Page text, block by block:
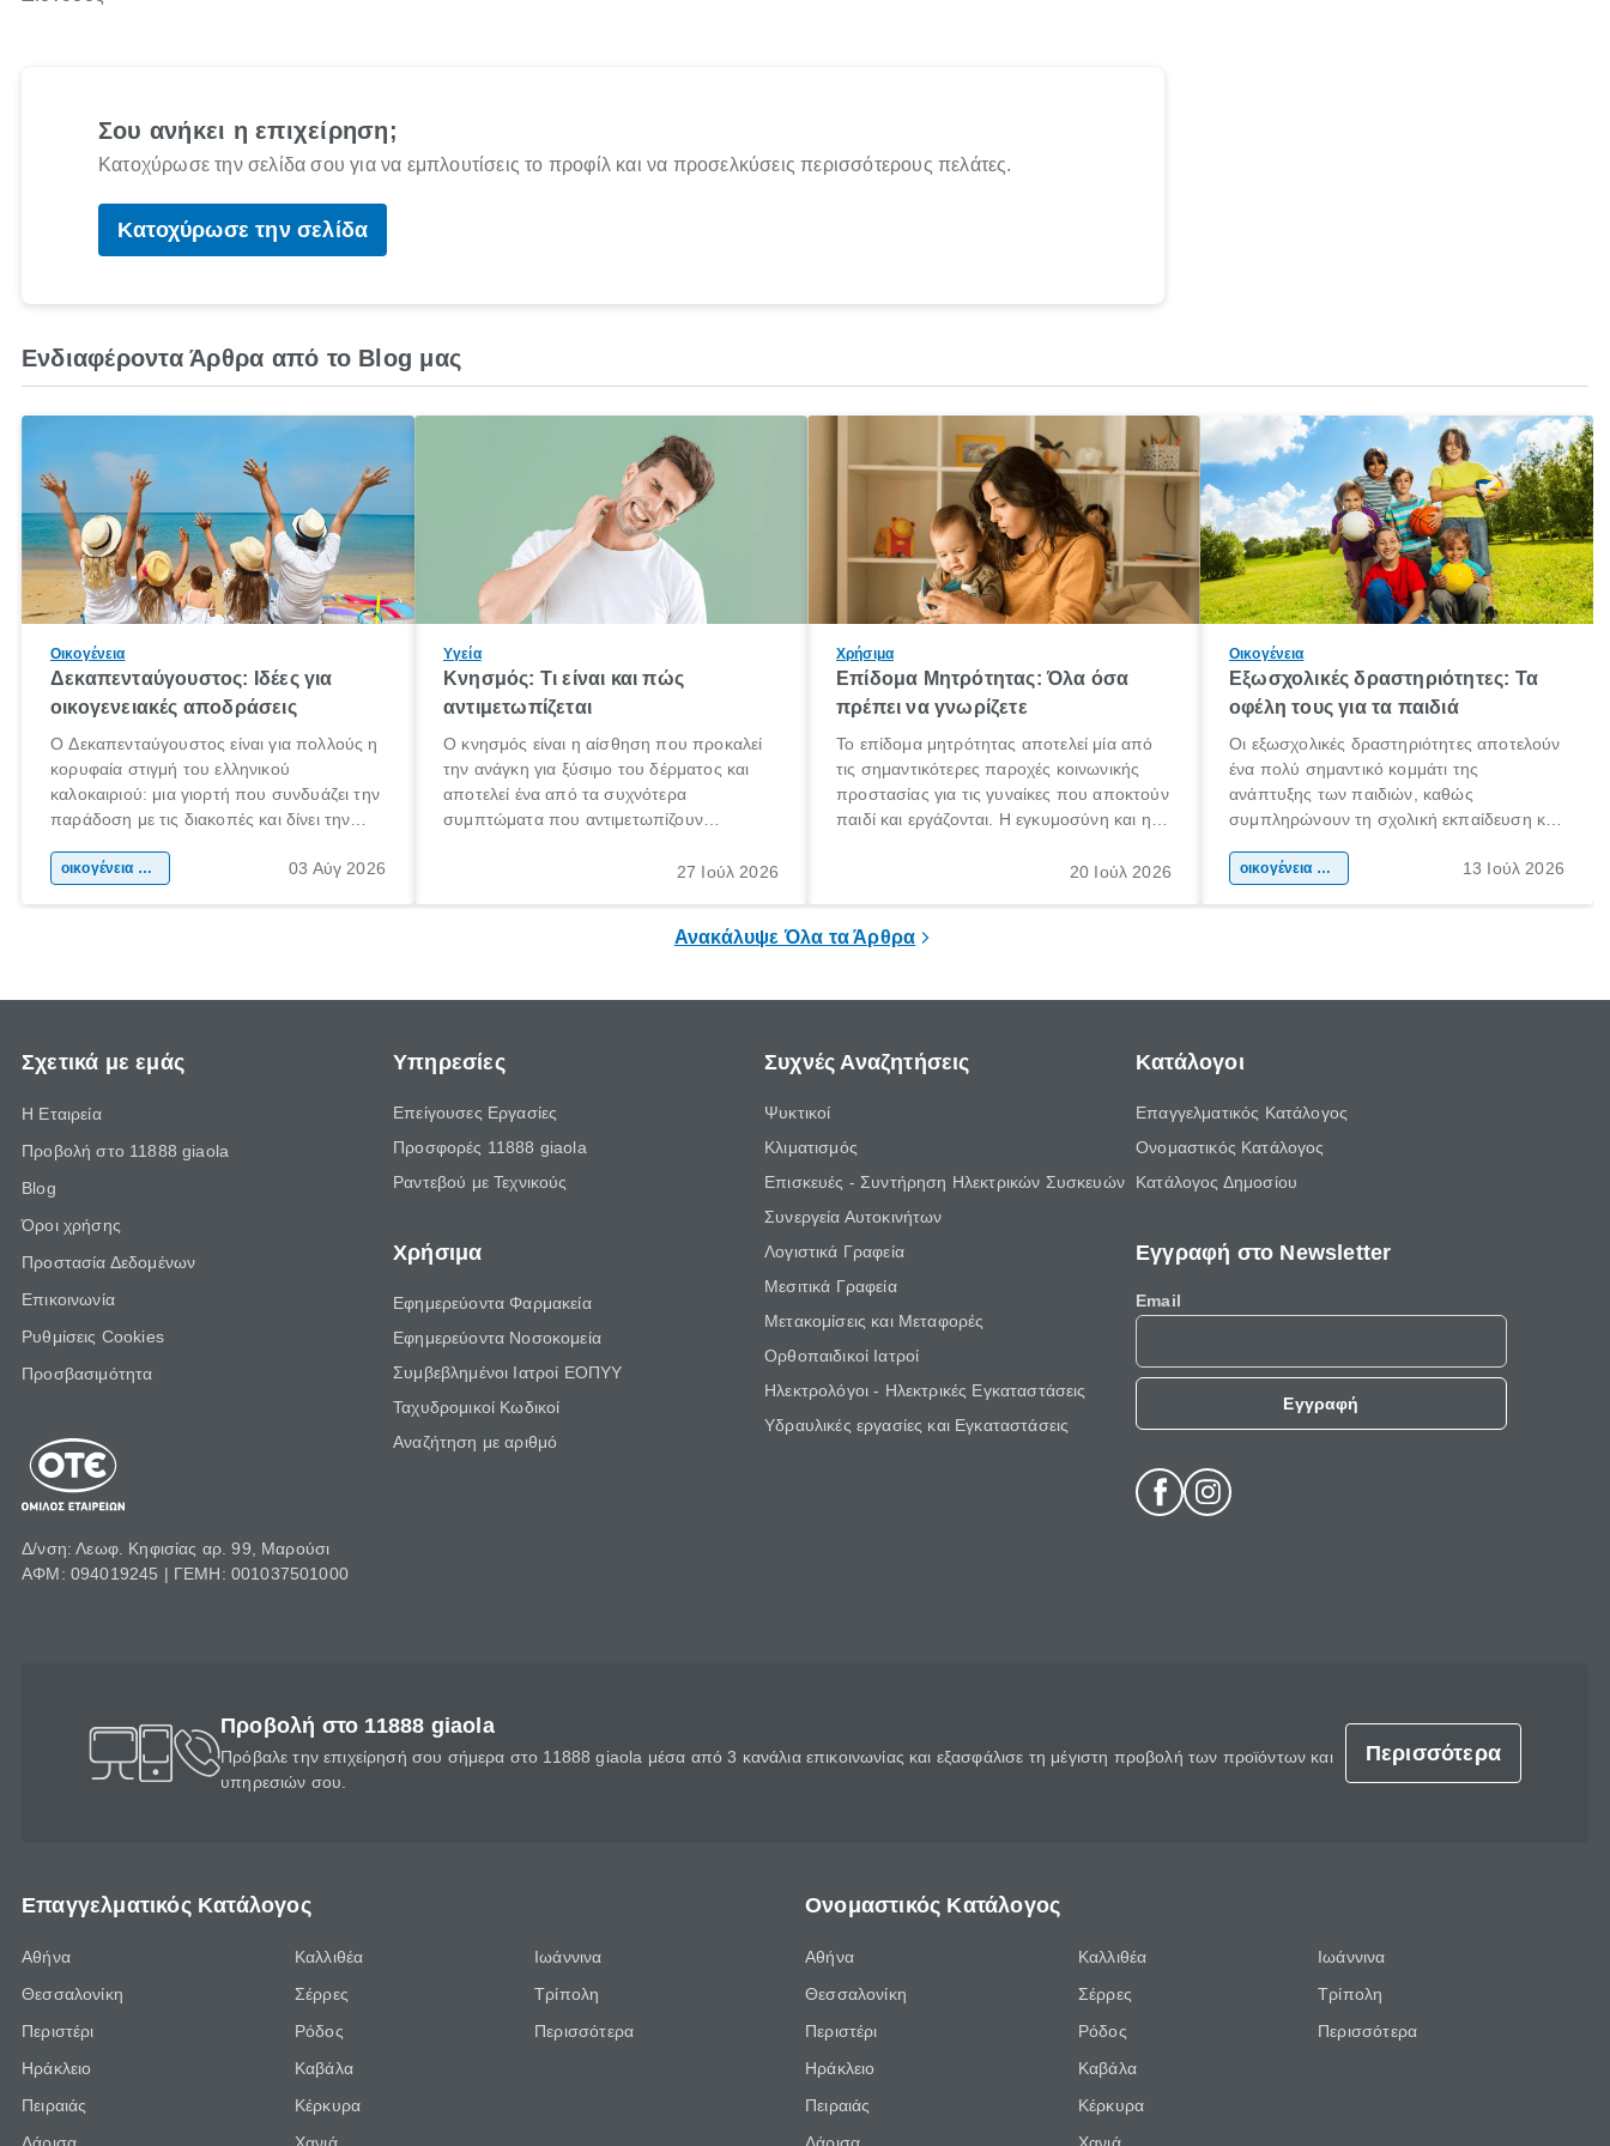
Σου ανήκει η επιχείρηση;
Κατοχύρωσε την σελίδα σου για να εμπλουτίσεις το προφίλ και να προσελκύσεις περισσότερους πελάτες.
Κατοχύρωσε την σελίδα
Ενδιαφέροντα Άρθρα από το Blog μας
Οικογένεια
Δεκαπενταύγουστος: Ιδέες για
οικογενειακές αποδράσεις
Ο Δεκαπενταύγουστος είναι για πολλούς η
κορυφαία στιγμή του ελληνικού
καλοκαιριού: μια γιορτή που συνδυάζει την
παράδοση με τις διακοπές και δίνει την
χώρας. Είτε πρόκειται για λίγες μέρες
οικογένεια & παιδί 03 Αύγ 2026
Υγεία
Κνησμός: Τι είναι και πώς
αντιμετωπίζεται
Ο κνησμός είναι η αίσθηση που προκαλεί
την ανάγκη για ξύσιμο του δέρματος και
αποτελεί ένα από τα συχνότερα
συμπτώματα που αντιμετωπίζουν
πληροφορίες για το «κνησμός τι είναι»,
27 Ιούλ 2026
Χρήσιμα
Επίδομα Μητρότητας: Όλα όσα
πρέπει να γνωρίζετε
Το επίδομα μητρότητας αποτελεί μία από
τις σημαντικότερες παροχές κοινωνικής
προστασίας για τις γυναίκες που αποκτούν
παιδί και εργάζονται. Η εγκυμοσύνη και η
σημαντική περίοδος στη ζωή κάθε20 Ιούλ 2026
Οικογένεια
Εξωσχολικές δραστηριότητες: Τα
οφέλη τους για τα παιδιά
Οι εξωσχολικές δραστηριότητες αποτελούν
ένα πολύ σημαντικό κομμάτι της
ανάπτυξης των παιδιών, καθώς
συμπληρώνουν τη σχολική εκπαίδευση και
της προσωπικότητας, της κοινωνικότητας
οικογένεια & παιδί 13 Ιούλ 2026
Ανακάλυψε Όλα τα Άρθρα
Σχετικά με εμάς
Η Εταιρεία
Προβολή στο 11888 giaola
Blog
Όροι χρήσης
Προστασία Δεδομένων
Επικοινωνία
Ρυθμίσεις Cookies
Προσβασιμότητα
Δ/νση: Λεωφ. Κηφισίας αρ. 99, Μαρούσι
ΑΦΜ: 094019245 | ΓΕΜΗ: 001037501000
Υπηρεσίες
Επείγουσες Εργασίες
Προσφορές 11888 giaola
Ραντεβού με Τεχνικούς
Χρήσιμα
Εφημερεύοντα Φαρμακεία
Εφημερεύοντα Νοσοκομεία
Συμβεβλημένοι Ιατροί ΕΟΠΥΥ
Ταχυδρομικοί Κωδικοί
Αναζήτηση με αριθμό
Συχνές Αναζητήσεις
Ψυκτικοί
Κλιματισμός
Επισκευές - Συντήρηση Ηλεκτρικών Συσκευών
Συνεργεία Αυτοκινήτων
Λογιστικά Γραφεία
Μεσιτικά Γραφεία
Μετακομίσεις και Μεταφορές
Ορθοπαιδικοί Ιατροί
Ηλεκτρολόγοι - Ηλεκτρικές Εγκαταστάσεις
Υδραυλικές εργασίες και Εγκαταστάσεις
Κατάλογοι
Επαγγελματικός Κατάλογος
Ονομαστικός Κατάλογος
Κατάλογος Δημοσίου
Εγγραφή στο Newsletter
Email
Εγγραφή
Προβολή στο 11888 giaola
Πρόβαλε την επιχείρησή σου σήμερα στο 11888 giaola μέσα από 3 κανάλια επικοινωνίας και εξασφάλισε τη μέγιστη προβολή των προϊόντων και
υπηρεσιών σου.
Περισσότερα
Επαγγελματικός Κατάλογος
Αθήνα
Θεσσαλονίκη
Περιστέρι
Ηράκλειο
Πειραιάς
Καλλιθέα
Σέρρες
Ρόδος
Καβάλα
Κέρκυρα
Ιωάννινα
Τρίπολη
Περισσότερα
Ονομαστικός Κατάλογος
Αθήνα
Θεσσαλονίκη
Περιστέρι
Ηράκλειο
Πειραιάς
Καλλιθέα
Σέρρες
Ρόδος
Καβάλα
Κέρκυρα
Ιωάννινα
Τρίπολη
Περισσότερα